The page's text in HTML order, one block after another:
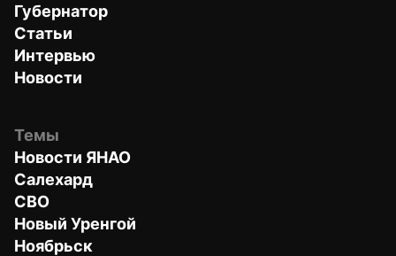
Губернатор
Статьи
Интервью
Новости
Темы
Новости ЯНАО
Салехард
СВО
Новый Уренгой
Ноябрьск